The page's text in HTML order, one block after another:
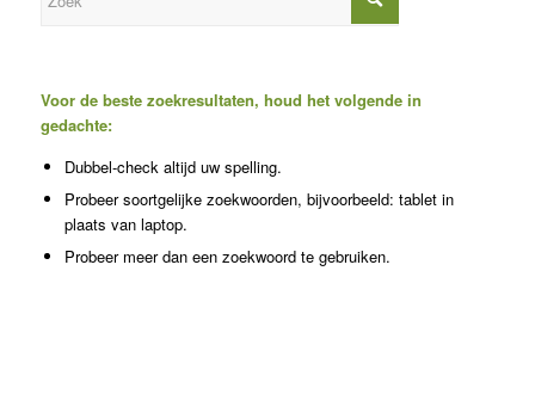
Voor de beste zoekresultaten, houd het volgende in
gedachte:
Dubbel-check altijd uw spelling.
Probeer soortgelijke zoekwoorden, bijvoorbeeld: tablet in
plaats van laptop.
Probeer meer dan een zoekwoord te gebruiken.